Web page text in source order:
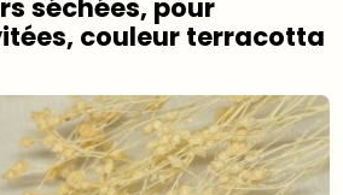
séchées, pour
couleur terracotta